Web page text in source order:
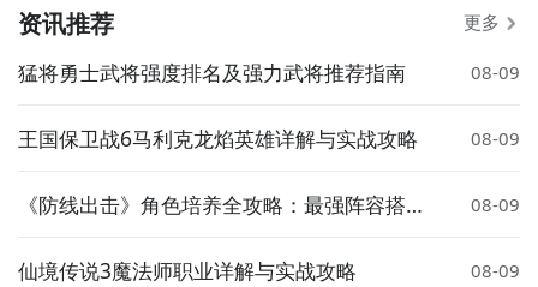
资讯推荐 更多
猛将勇士武将强度排名及强力武将推荐指南 08-09
王国保卫战6马利克龙焰英雄详解与实战攻略 08-09
《防线出击》角色培养全攻略：最强阵容搭配
08-09
仙境传说3魔法师职业详解与实战攻略 08-09